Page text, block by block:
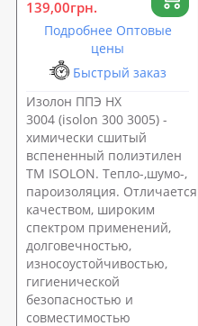
139,00грн.
Подробнее Оптовые
цены
Быстрый заказ
Изолон ППЭ НХ
3004 (isolon 300 3005) -
химически сшитый
вспененный полиэтилен
ТМ ISOLON. Тепло-,шумо-,
пароизоляция.
качеством, широким
спектром применений,
долговечностью,
износоустойчивостью,
гигиенической
безопасностью и
совместимостью